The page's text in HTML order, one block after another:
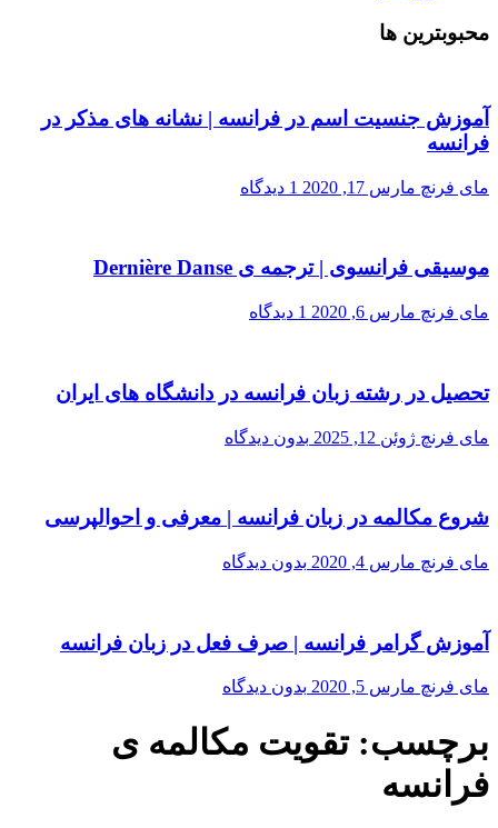
محبوبترین ها
آموزش جنسیت اسم در فرانسه | نشانه های مذکر در
فرانسه
مای فرنچ مارس 17, 2020 1 دیدگاه
موسیقی فرانسوی | ترجمه ی Dernière Danse
مای فرنچ مارس 6, 2020 1 دیدگاه
تحصیل در رشته زبان فرانسه در دانشگاه های ایران
مای فرنچ ژوئن 12, 2025 بدون دیدگاه
شروع مکالمه در زبان فرانسه | معرفی و احوالپرسی
مای فرنچ مارس 4, 2020 بدون دیدگاه
آموزش گرامر فرانسه | صرف فعل در زبان فرانسه
مای فرنچ مارس 5, 2020 بدون دیدگاه
برچسب:تقویت مکالمه ی
فرانسه